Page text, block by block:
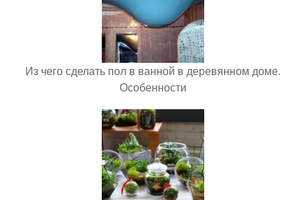
Из чего сделать пол в ванной в деревянном доме.
Особенности